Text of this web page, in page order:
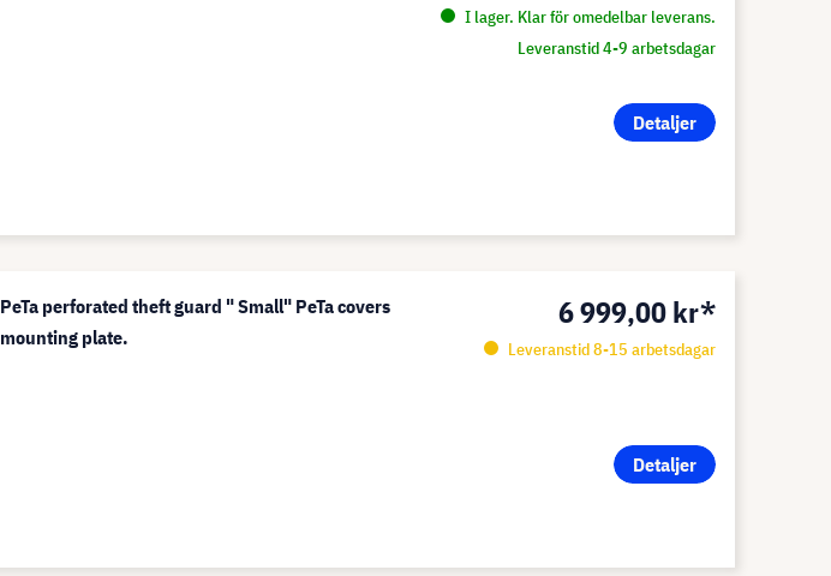
I lager. Klar för omedelbar leverans.
Leveranstid 4-9 arbetsdagar
Detaljer
PeTa perforated theft guard " Small" PeTa covers
mounting plate.
6 999,00 kr*
Leveranstid 8-15 arbetsdagar
Detaljer